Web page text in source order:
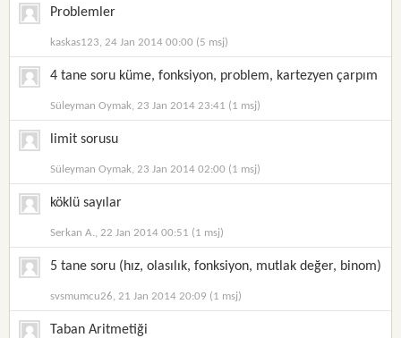
Problemler
kaskas123, 24 Jan 2014 00:00 (5 msj)
4 tane soru küme, fonksiyon, problem, kartezyen çarpım
Süleyman Oymak, 23 Jan 2014 23:41 (1 msj)
limit sorusu
Süleyman Oymak, 23 Jan 2014 02:00 (1 msj)
köklü sayılar
Serkan A., 22 Jan 2014 00:51 (1 msj)
5 tane soru (hız, olasılık, fonksiyon, mutlak değer, binom)
svsmumcu26, 21 Jan 2014 20:09 (1 msj)
Taban Aritmetiği